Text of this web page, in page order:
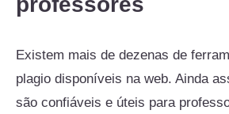
Existem mais de dezenas de
plagio disponíveis na web. Ainda
são confiáveis ​​e úteis para